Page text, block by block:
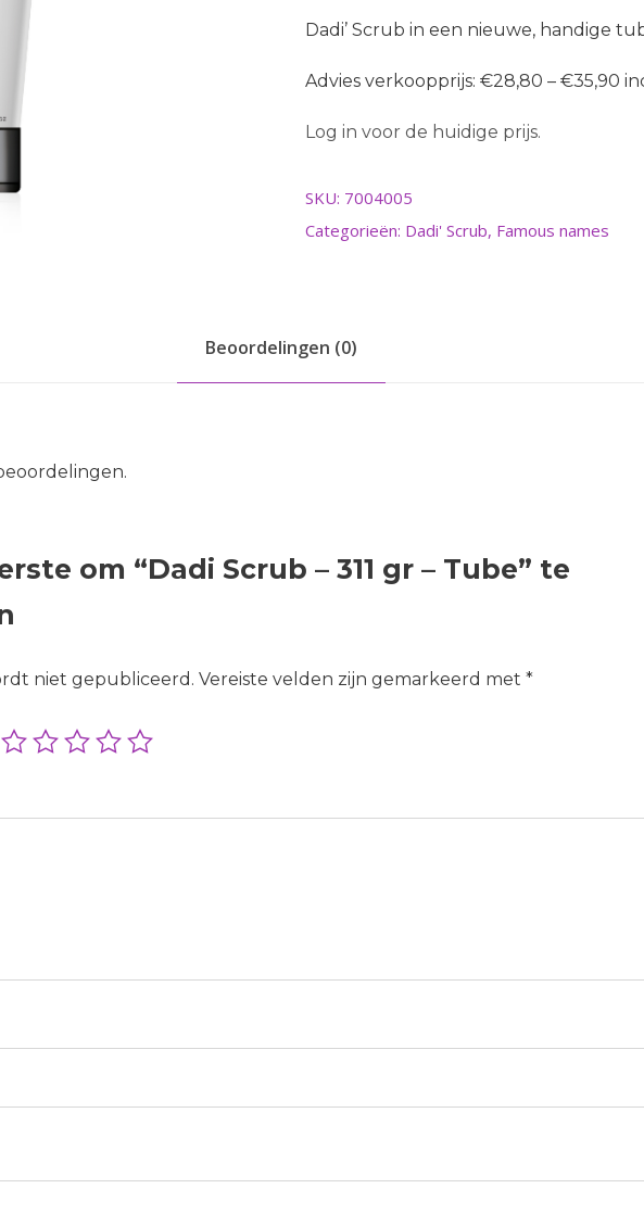
Dadi’ Scrub in een nieuwe, handige
Advies verkoopprijs: €28,80 – €35,90
Log in voor de huidige prijs.
SKU: 7004005
Categorieën: Dadi' Scrub, Famous names
Beoordelingen (0)
om “Dadi Scrub – 311 gr – Tube” te
niet gepubliceerd. Vereiste velden zijn gemarkeerd met *